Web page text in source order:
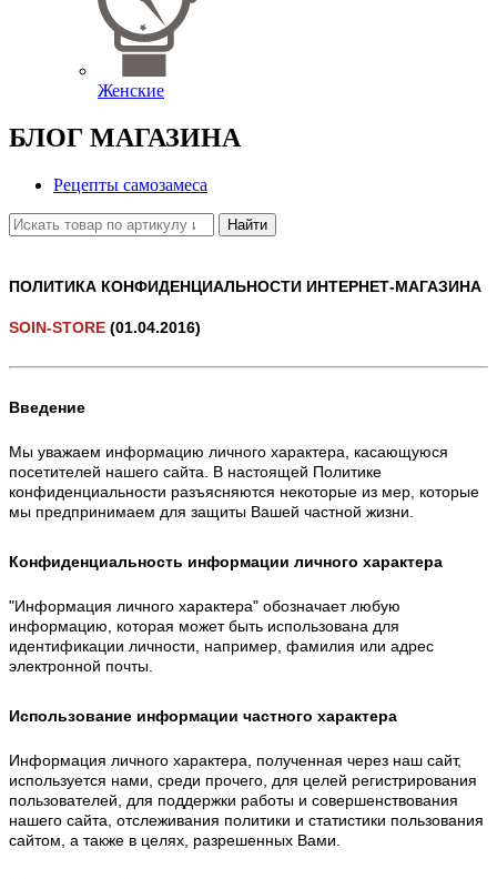
Женские
БЛОГ МАГАЗИНА
Рецепты самозамеса
Найти
ПОЛИТИКА КОНФИДЕНЦИАЛЬНОСТИ ИНТЕРНЕТ-МАГАЗИНА
SOIN-STORE (01.04.2016)
Введение
Мы уважаем информацию личного характера, касающуюся
посетителей нашего сайта. В настоящей Политике
конфиденциальности разъясняются некоторые из мер, которые
мы предпринимаем для защиты Вашей частной жизни.
Конфиденциальность информации личного характера
"Информация личного характера" обозначает любую
информацию, которая может быть использована для
идентификации личности, например, фамилия или адрес
электронной почты.
Использование информации частного характера
Информация личного характера, полученная через наш сайт,
используется нами, среди прочего, для целей регистрирования
пользователей, для поддержки работы и совершенствования
нашего сайта, отслеживания политики и статистики пользования
сайтом, а также в целях, разрешенных Вами.